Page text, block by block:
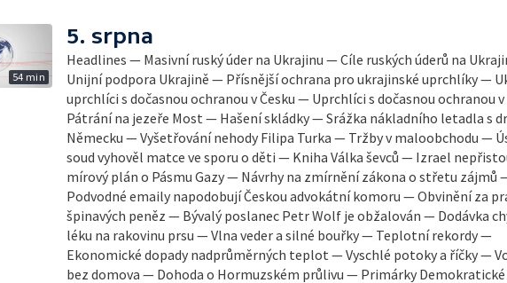
54 min
5. srpna
Headlines — Masivní ruský úder na Ukrajinu — Cíle ruských úderů na
Unijní podpora Ukrajině — Přísnější ochrana pro ukrajinské uprchlíky —
uprchlíci s dočasnou ochranou v Česku — Uprchlíci s dočasnou ochranou
Pátrání na jezeře Most — Hašení skládky — Srážka nákladního letadla s
Německu — Vyšetřování nehody Filipa Turka — Tržby v maloobchodu —
soud vyhověl matce ve sporu o děti — Kniha Válka ševců — Izrael
mírový plán o Pásmu Gazy — Návrhy na zmírnění zákona o střetu zájmů
Podvodné emaily napodobují Českou advokátní komoru — Obvinění za
špinavých peněz — Bývalý poslanec Petr Wolf je obžalován — Dodávka
léku na rakovinu prsu — Vlna veder a silné bouřky — Teplotní rekordy —
Ekonomické dopady nadprůměrných teplot — Vyschlé potoky a říčky —
bez domova — Dohoda o Hormuzském průlivu — Primárky